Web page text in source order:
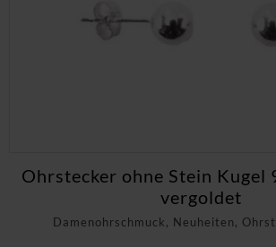
Damenohrschmuck, Neuheiten,
Ohrstecker ohne Stein Kugel
vergoldet